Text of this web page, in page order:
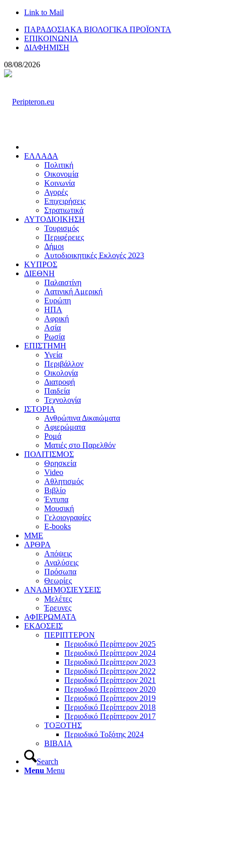
Link to Mail
ΠΑΡΑΔΟΣΙΑΚΑ ΒΙΟΛΟΓΙΚΑ ΠΡΟΪΟΝΤΑ
ΕΠΙΚΟΙΝΩΝΙΑ
ΔΙΑΦΗΜΙΣΗ
08/08/2026
ΕΛΛΑΔΑ
Πολιτική
Οικονομία
Κοινωνία
Αγορές
Επιχειρήσεις
Στρατιωτικά
ΑΥΤΟΔΙΟΙΚΗΣΗ
Τουρισμός
Περιφέρειες
Δήμοι
Αυτοδιοικητικές Εκλογές 2023
ΚΥΠΡΟΣ
ΔΙΕΘΝΗ
Παλαιστίνη
Λατινική Αμερική
Ευρώπη
ΗΠΑ
Αφρική
Ασία
Ρωσία
ΕΠΙΣΤΗΜΗ
Υγεία
Περιβάλλον
Οικολογία
Διατροφή
Παιδεία
Τεχνολογία
ΙΣΤΟΡΙΑ
Ανθρώπινα Δικαιώματα
Αφιερώματα
Ρομά
Ματιές στο Παρελθόν
ΠΟΛΙΤΙΣΜΟΣ
Θρησκεία
Video
Αθλητισμός
Βιβλίο
Έντυπα
Μουσική
Γελοιογραφίες
E-books
MME
ΑΡΘΡΑ
Απόψεις
Αναλύσεις
Πρόσωπα
Θεωρίες
ΑΝΑΔΗΜΟΣΙΕΥΣΕΙΣ
Μελέτες
Έρευνες
ΑΦΙΕΡΩΜΑΤΑ
ΕΚΔΟΣΕΙΣ
ΠΕΡΙΠΤΕΡΟΝ
Περιοδικό Περίπτερον 2025
Περιοδικό Περίπτερον 2024
Περιοδικό Περίπτερον 2023
Περιοδικό Περίπτερον 2022
Περιοδικό Περίπτερον 2021
Περιοδικό Περίπτερον 2020
Περιοδικό Περίπτερον 2019
Περιοδικό Περίπτερον 2018
Περιοδικό Περίπτερον 2017
ΤΟΞΟΤΗΣ
Περιοδικό Τοξότης 2024
ΒΙΒΛΙΑ
Search
Menu Menu